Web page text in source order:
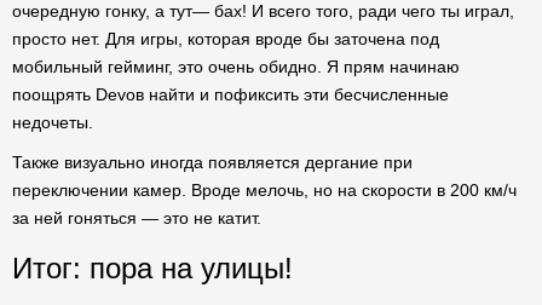
очередную гонку, а тут— бах! И всего того, ради чего ты играл,
просто нет. Для игры, которая вроде бы заточена под
мобильный гейминг, это очень обидно. Я прям начинаю
поощрять Devов найти и пофиксить эти бесчисленные
недочеты.
Также визуально иногда появляется дергание при
переключении камер. Вроде мелочь, но на скорости в 200 км/ч
за ней гоняться — это не катит.
Итог: пора на улицы!